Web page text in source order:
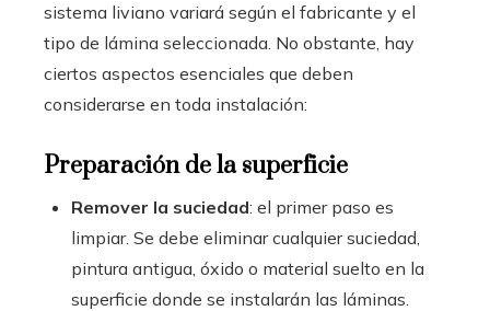
sistema liviano variará según el fabricante y el
tipo de lámina seleccionada. No obstante, hay
ciertos aspectos esenciales que deben
considerarse en toda instalación:
Preparación de la superficie
Remover la suciedad: el primer paso es
limpiar. Se debe eliminar cualquier suciedad,
pintura antigua, óxido o material suelto en la
superficie donde se instalarán las láminas.